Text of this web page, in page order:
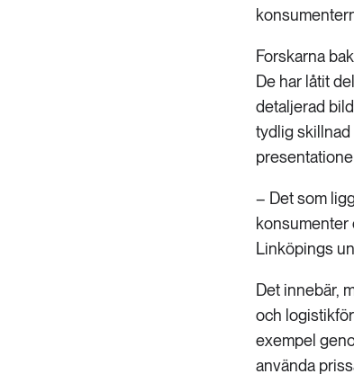
Forskarna
De har låtit
detaljerad
tydlig
– Det som
konsumenter
Linköpings
Det innebär,
och
exempel
använda